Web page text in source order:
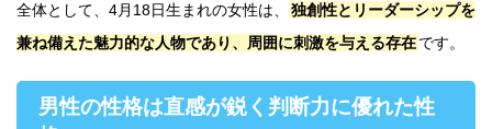
全体として、4月18日生まれの女性は、
独創性とリーダーシップを
兼ね備えた魅力的な人物であり、周囲に刺激を与える存在です。
男性の性格は直感が鋭く判断力に優れた性